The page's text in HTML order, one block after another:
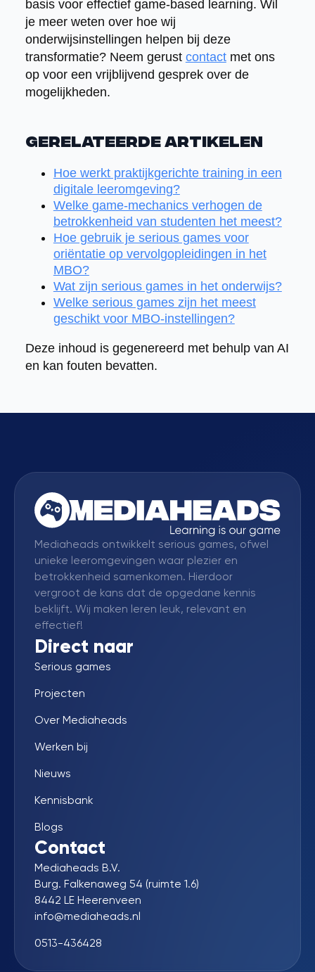
basis voor effectief game-based learning. Wil
je meer weten over hoe wij
onderwijsinstellingen helpen bij deze
transformatie? Neem gerust contactmet ons
op voor een vrijblijvend gesprek over de
mogelijkheden.
Gerelateerde artikelen
Hoe werkt praktijkgerichte training in een
digitale leeromgeving?
Welke game-mechanics verhogen de
betrokkenheid van studenten het meest?
Hoe gebruik je serious games voor
oriëntatie op vervolgopleidingen in het
MBO?
Wat zijn serious games in het onderwijs?
Welke serious games zijn het meest
geschikt voor MBO-instellingen?
Deze inhoud is gegenereerd met behulp van AI
en kan fouten bevatten.
Mediaheads ontwikkelt serious games, ofwel
unieke leeromgevingen waar plezier en
betrokkenheid samenkomen. Hierdoor
vergroot de kans dat de opgedane kennis
beklijft. Wij maken leren leuk, relevant en
effectief!
Direct naar
Serious games
Projecten
Over Mediaheads
Werken bij
Nieuws
Kennisbank
Blogs
Contact
Mediaheads B.V.
Burg. Falkenaweg 54 (ruimte 1.6)
8442 LE Heerenveen
info@mediaheads.nl
0513-436428